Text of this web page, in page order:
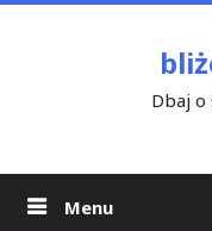
Dbaj o
Menu